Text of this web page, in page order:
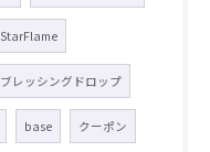
StarFlame
ブレッシングドロップ
base クーポン